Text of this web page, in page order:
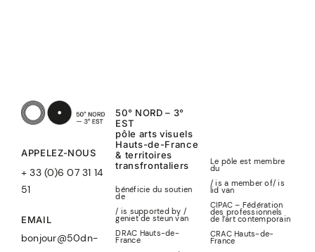
APPELEZ-NOUS
+ 33 (0)6 07 31 14
51
EMAIL
bonjour@50dn-
50° NORD – 3°
EST
pôle arts visuels
Hauts-de-France
& territoires
transfrontaliers
bénéficie du soutien
de
/ is supported by /
geniet de steun van
DRAC Hauts-de-
France
Le pôle est membre
du
/ is a member of/is
lid van
CIPAC – Fédération
des professionnels
de l’art contemporain
CRAC Hauts-de-
France